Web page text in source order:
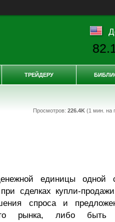
Просмотров: 226.4K(1 мин. на
единицы одной
сделках купли-
спроса и
рынка, либо быть
ТРЕЙДЕРУ